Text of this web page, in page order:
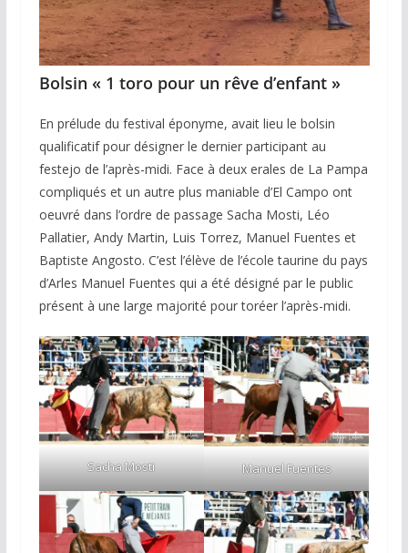
Bolsin « 1 toro pour un rêve d’enfant »
En prélude du festival éponyme, avait lieu le bolsin
qualificatif pour désigner le dernier participant au
festejo de l’après-midi. Face à deux erales de La Pampa
compliqués et un autre plus maniable d’El Campo ont
oeuvré dans l’ordre de passage Sacha Mosti, Léo
Pallatier, Andy Martin, Luis Torrez, Manuel Fuentes et
Baptiste Angosto. C’est l’élève de l’école taurine du pays
d’Arles Manuel Fuentes qui a été désigné par le public
présent à une large majorité pour toréer l’après-midi.
Sacha Mosti Manuel Fuentes